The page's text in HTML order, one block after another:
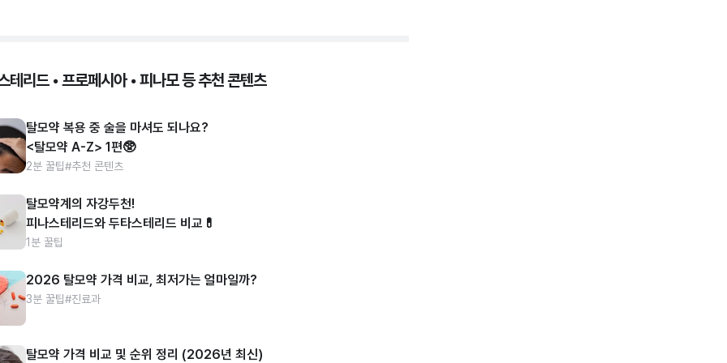
테리드 • 프로페시아 • 피나모 등 추천 콘텐츠
탈모약 복용 중 술을 마셔도 되나요?
<탈모약 A-Z> 1편🥸
2분 꿀팁#추천 콘텐츠
탈모약계의 자강두천!
피나스테리드와 두타스테리드 비교💊
1분 꿀팁
2026 탈모약 가격 비교, 최저가는 얼마일까?
3분 꿀팁#진료과
탈모약 가격 비교 및 순위 정리 (2026년 최신)